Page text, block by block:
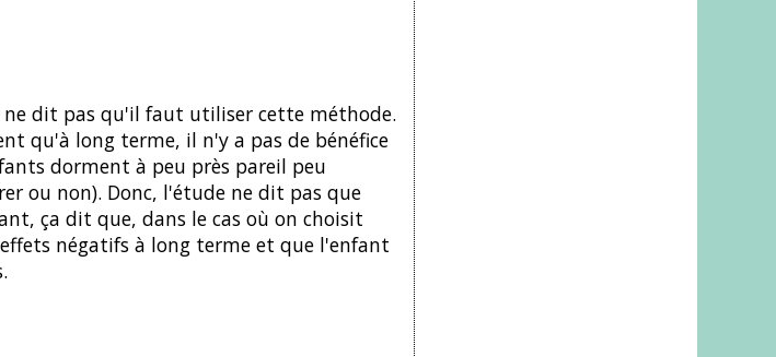
ne dit pas qu'il faut utiliser cette méthode.
qu'à long terme, il n'y a pas de bénéfice
dorment à peu près pareil peu
ou non). Donc, l'étude ne dit pas que
ça dit que, dans le cas où on choisit
négatifs à long terme et que l'enfant